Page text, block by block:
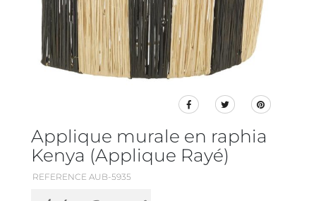
Applique murale en raphia
Kenya (Applique Rayé)
REFERENCE AUB-5935